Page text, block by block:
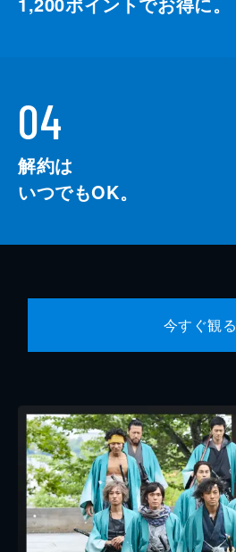
04
解約は
いつでもOK。
今すぐ観る